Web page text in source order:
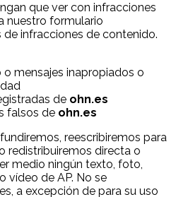
que ver con infracciones
nuestro formulario
infracciones de contenido.
mensajes inapropiados o
de ohn.es
falsos de ohn.es
reescribiremos para
redistribuiremos directa o
medio ningún texto, foto,
vídeo de AP. No se
a excepción de para su uso